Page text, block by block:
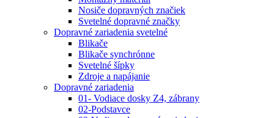
Nosiče dopravných značiek
Svetelné dopravné značky
Dopravné zariadenia svetelné
Blikače
Blikače synchrónne
Svetelné šípky
Zdroje a napájanie
Dopravné zariadenia
01- Vodiace dosky Z4, zábrany
02-Podstavce